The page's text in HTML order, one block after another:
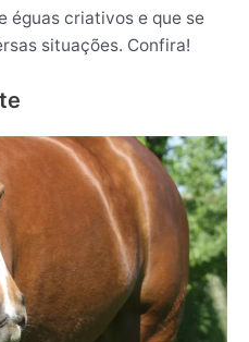
éguas criativos e que se
situações. Confira!